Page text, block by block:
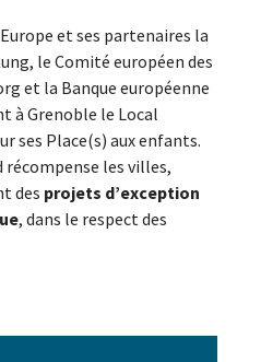
et ses partenaires la
, le Comité européen des
et la Banque européenne
à Grenoble le Local
ses Place(s) aux enfants.
récompense les villes,
des projets d’exception
, dans le respect des